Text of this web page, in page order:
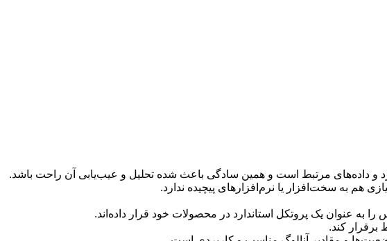
و داده‌های مرتبط است و همین سادگی باعث شده تحلیل و عیب‌یابی آن راحت باشد.
به ‌عنوان یک پروتکل استاندارد در محصولات خود قرار داده‌اند.
برقرار کند.